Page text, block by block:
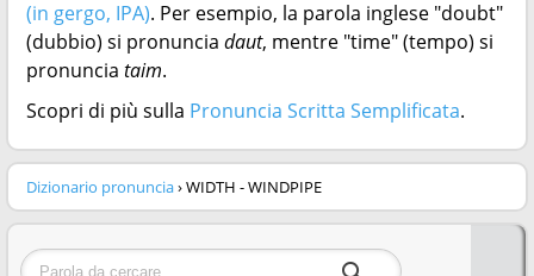
(in gergo, IPA). Per esempio, la parola inglese "doubt"
(dubbio) si pronuncia daut, mentre "time" (tempo) si
pronuncia taim.
Scopri di più sulla Pronuncia Scritta Semplificata.
Dizionario pronuncia› WIDTH - WINDPIPE